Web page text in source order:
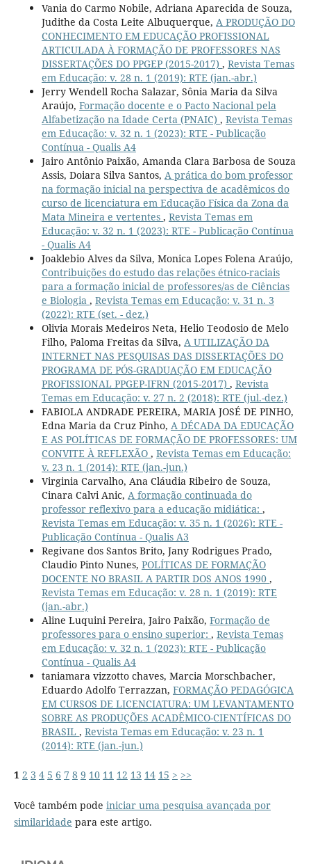
Vania do Carmo Nobile, Adriana Aparecida de Souza,
Judithe da Costa Leite Albuquerque, A PRODUÇÃO DO
CONHECIMENTO EM EDUCAÇÃO PROFISSIONAL
ARTICULADA À FORMAÇÃO DE PROFESSORES NAS
DISSERTAÇÕES DO PPGEP (2015-2017) , Revista Temas
em Educação: v. 28 n. 1 (2019): RTE (jan.-abr.)
Jerry Wendell Rocha Salazar, Sônia Maria da Silva
Araújo, Formação docente e o Pacto Nacional pela
Alfabetização na Idade Certa (PNAIC) , Revista Temas
em Educação: v. 32 n. 1 (2023): RTE - Publicação
Contínua - Qualis A4
Jairo Antônio Paixão, Amanda Clara Barbosa de Souza
Assis, Doiara Silva Santos, A prática do bom professor
na formação inicial na perspectiva de acadêmicos do
curso de licenciatura em Educação Física da Zona da
Mata Mineira e vertentes , Revista Temas em
Educação: v. 32 n. 1 (2023): RTE - Publicação Contínua
- Qualis A4
Joaklebio Alves da Silva, Monica Lopes Folena Araújo,
Contribuições do estudo das relações étnico-raciais
para a formação inicial de professores/as de Ciências
e Biologia , Revista Temas em Educação: v. 31 n. 3
(2022): RTE (set. - dez.)
Olivia Morais Medeiros Neta, Helio Teodosio de Melo
Filho, Paloma Freitas da Silva, A UTILIZAÇÃO DA
INTERNET NAS PESQUISAS DAS DISSERTAÇÕES DO
PROGRAMA DE PÓS-GRADUAÇÃO EM EDUCAÇÃO
PROFISSIONAL PPGEP-IFRN (2015-2017) , Revista
Temas em Educação: v. 27 n. 2 (2018): RTE (jul.-dez.)
FABIOLA ANDRADE PEREIRA, MARIA JOSÉ DE PINHO,
Edna Maria da Cruz Pinho, A DÉCADA DA EDUCAÇÃO
E AS POLÍTICAS DE FORMAÇÃO DE PROFESSORES: UM
CONVITE À REFLEXÃO , Revista Temas em Educação:
v. 23 n. 1 (2014): RTE (jan.-jun.)
Virginia Carvalho, Ana Cláudia Ribeiro de Souza,
Cinara Calvi Anic, A formação continuada do
professor reflexivo para a educação midiática: ,
Revista Temas em Educação: v. 35 n. 1 (2026): RTE -
Publicação Contínua - Qualis A3
Regivane dos Santos Brito, Jany Rodrigues Prado,
Claudio Pinto Nunes, POLÍTICAS DE FORMAÇÃO
DOCENTE NO BRASIL A PARTIR DOS ANOS 1990 ,
Revista Temas em Educação: v. 28 n. 1 (2019): RTE
(jan.-abr.)
Aline Luquini Pereira, Jairo Paixão, Formação de
professores para o ensino superior: , Revista Temas
em Educação: v. 32 n. 1 (2023): RTE - Publicação
Contínua - Qualis A4
taniamara vizzotto chaves, Marcia Morschbacher,
Eduardo Adolfo Terrazzan, FORMAÇÃO PEDAGÓGICA
EM CURSOS DE LICENCIATURA: UM LEVANTAMENTO
SOBRE AS PRODUÇÕES ACADÊMICO-CIENTÍFICAS DO
BRASIL , Revista Temas em Educação: v. 23 n. 1
(2014): RTE (jan.-jun.)
1 2 3 4 5 6 7 8 9 10 11 12 13 14 15 > >>
Você também pode iniciar uma pesquisa avançada por
similaridade para este artigo.